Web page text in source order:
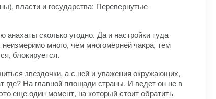
власти и государства: Перевернутые
анахаты сколько угодно. Да и настройки туда
много, чем многомерней чакра, тем
блокируется.
звездочки, а с ней и уважения окружающих,
где? На главной площади страны. И ведет он не в
еще один момент, на который стоит обратить